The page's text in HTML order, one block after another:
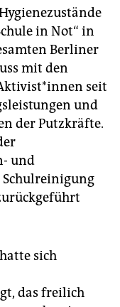
in Not“ in
Berliner
mit den
seit
und
der Putzkräfte.
und
sich
das freilich